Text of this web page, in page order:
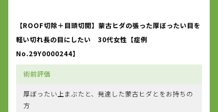
【ROOF切除＋目頭切開】蒙古ヒダの張った厚ぼったい目を
軽い切れ長の目にしたい 30代女性【症例
No.29Y0000244】
術前評価
厚ぼったい上まぶたと、発達した蒙古ヒダとをお持ちの
方